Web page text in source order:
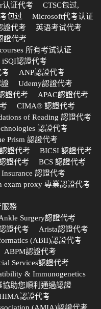
认证代考
CTSC包过,
包过
Microsoft代考认证
證代考
英语考试代考
證代考
所有考试认证
iSQI認證代考
ANP認證代考
Udemy認證代考
證代考
APAC認證代考
CIMA® 認證代考
of Reading 認證代考
認證代考
Prism 認證代考
證代考
BICSI 認證代考
證代考
BCS 認證代考
Insurance 認證代考
exam proxy 專業認證代考
服務
Surgery認證代考
證代考
Arista認證代考
(ABII)認證代考
ABPM認證代考
Services認證代考
& Immunogenetics
助您順利通過認證
認證代考